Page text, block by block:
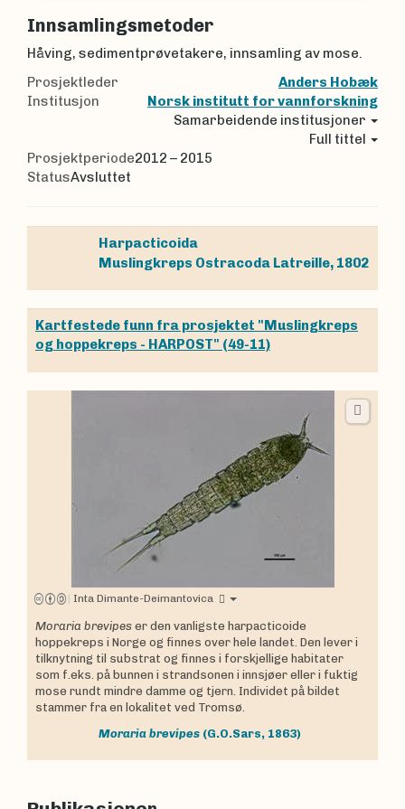
Innsamlingsmetoder
Håving, sedimentprøvetakere, innsamling av mose.
Prosjektleder
Anders Hobæk
Institusjon
Norsk institutt for vannforskning
Samarbeidende institusjoner
Full tittel
Prosjektperiode2012 – 2015
StatusAvsluttet
Harpacticoida
Muslingkreps Ostracoda Latreille, 1802
Kartfestede funn fra prosjektet "Muslingkreps
og hoppekreps - HARPOST" (49-11)
| Inta Dimante-Deimantovica
Moraria brevipes er den vanligste harpacticoide
hoppekreps i Norge og finnes over hele landet. Den lever i
tilknytning til substrat og finnes i forskjellige habitater
som f.eks. på bunnen i strandsonen i innsjøer eller i fuktig
mose rundt mindre damme og tjern. Individet på bildet
stammer fra en lokalitet ved Tromsø.
Moraria brevipes (G.O.Sars, 1863)